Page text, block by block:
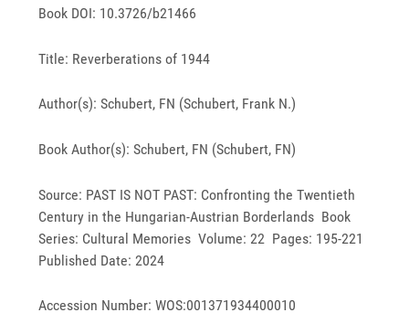
Book DOI: 10.3726/b21466
Title: Reverberations of 1944
Author(s): Schubert, FN (Schubert, Frank N.)
Book Author(s): Schubert, FN (Schubert, FN)
Source: PAST IS NOT PAST: Confronting the Twentieth
Century in the Hungarian-Austrian Borderlands Book
Series: Cultural Memories Volume: 22 Pages: 195-221
Published Date: 2024
Accession Number: WOS:001371934400010